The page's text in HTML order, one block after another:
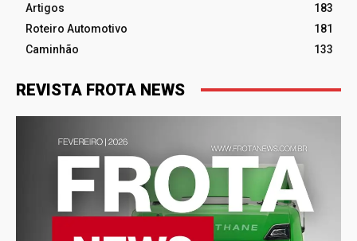
Artigos
183
Roteiro Automotivo
181
Caminhão
133
REVISTA FROTA NEWS